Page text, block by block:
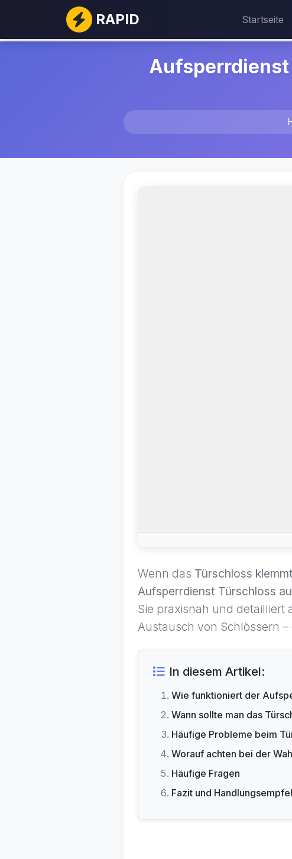
RAPID Startseite
Wenn das Türschloss klemmt
Aufsperrdienst Türschloss
Sie praxisnah und detailliert
Austausch von Schlössern
In diesem Artikel:
Wie funktioniert der
Wann sollte man das
Häufige Probleme beim
Worauf achten bei der
Häufige Fragen
Fazit und